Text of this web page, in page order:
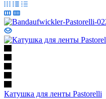
Катушка для ленты Pastorelli